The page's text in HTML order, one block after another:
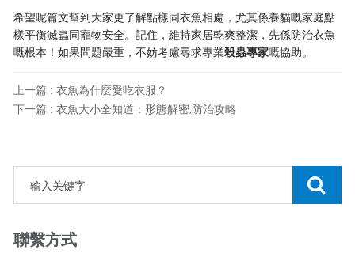
希望呢篇文幫到大家更了解點樣同衣魚相處，尤其係養貓嘅家庭點
樣平衡滅蟲同寵物安全。記住，維持家居乾爽整潔，先係防治衣魚
嘅根本！如果問題嚴重，不妨考慮尋求專業殺蟲專家嘅協助。
上一篇 : 衣魚為什麼愛吃衣服？
下一篇 : 衣魚大小全知道：形態解密,防治攻略
聯繫方式